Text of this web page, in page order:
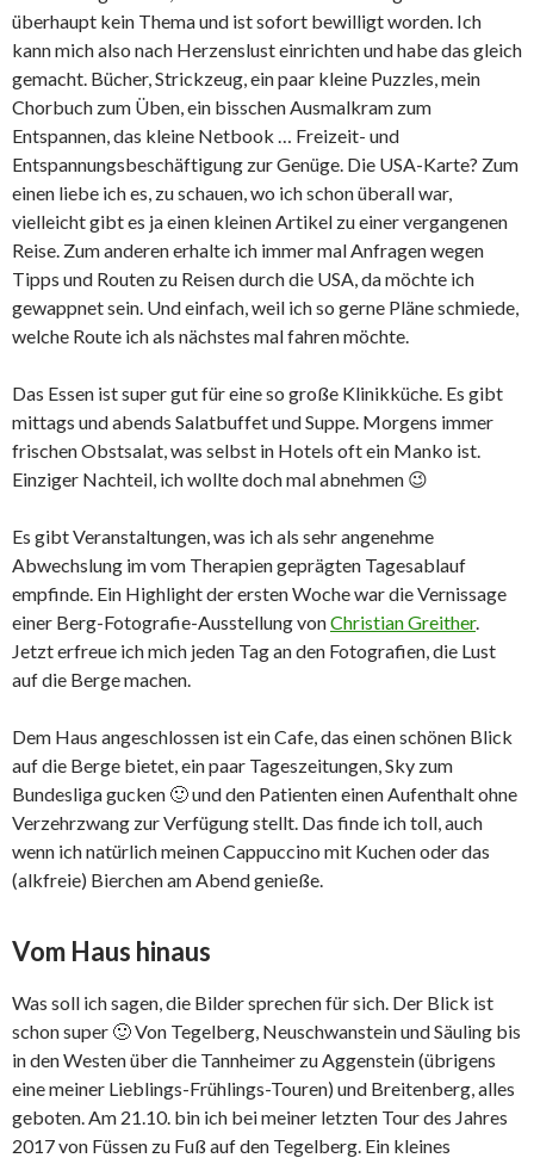
überhaupt kein Thema und ist sofort bewilligt worden. Ich
kann mich also nach Herzenslust einrichten und habe das gleich
gemacht. Bücher, Strickzeug, ein paar kleine Puzzles, mein
Chorbuch zum Üben, ein bisschen Ausmalkram zum
Entspannen, das kleine Netbook … Freizeit- und
Entspannungsbeschäftigung zur Genüge. Die USA-Karte? Zum
einen liebe ich es, zu schauen, wo ich schon überall war,
vielleicht gibt es ja einen kleinen Artikel zu einer vergangenen
Reise. Zum anderen erhalte ich immer mal Anfragen wegen
Tipps und Routen zu Reisen durch die USA, da möchte ich
gewappnet sein. Und einfach, weil ich so gerne Pläne schmiede,
welche Route ich als nächstes mal fahren möchte.
Das Essen ist super gut für eine so große Klinikküche. Es gibt
mittags und abends Salatbuffet und Suppe. Morgens immer
frischen Obstsalat, was selbst in Hotels oft ein Manko ist.
Einziger Nachteil, ich wollte doch mal abnehmen 😉
Es gibt Veranstaltungen, was ich als sehr angenehme
Abwechslung im vom Therapien geprägten Tagesablauf
empfinde. Ein Highlight der ersten Woche war die Vernissage
einer Berg-Fotografie-Ausstellung vonChristian Greither.
Jetzt erfreue ich mich jeden Tag an den Fotografien, die Lust
auf die Berge machen.
Dem Haus angeschlossen ist ein Cafe, das einen schönen Blick
auf die Berge bietet, ein paar Tageszeitungen, Sky zum
Bundesliga gucken 🙂 und den Patienten einen Aufenthalt ohne
Verzehrzwang zur Verfügung stellt. Das finde ich toll, auch
wenn ich natürlich meinen Cappuccino mit Kuchen oder das
(alkfreie) Bierchen am Abend genieße.
Vom Haus hinaus
Was soll ich sagen, die Bilder sprechen für sich. Der Blick ist
schon super 🙂 Von Tegelberg, Neuschwanstein und Säuling bis
in den Westen über die Tannheimer zu Aggenstein (übrigens
eine meiner Lieblings-Frühlings-Touren) und Breitenberg, alles
geboten. Am 21.10. bin ich bei meiner letzten Tour des Jahres
2017 von Füssen zu Fuß auf den Tegelberg. Ein kleines